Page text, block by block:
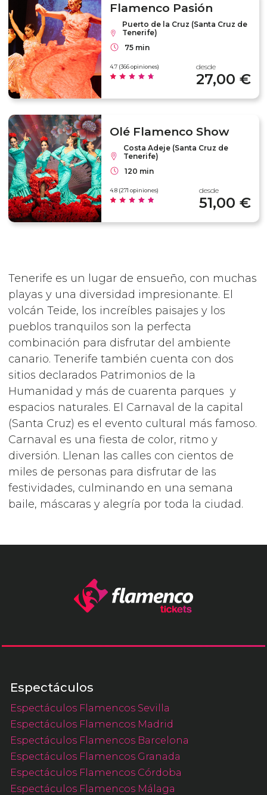
Flamenco Pasión
Puerto de la Cruz (Santa Cruz de
Tenerife)
75 min
4.7 (366 opiniones) desde
27,00 €
Olé Flamenco Show
Costa Adeje (Santa Cruz de
Tenerife)
120 min
4.8 (271 opiniones) desde
51,00 €
Tenerife es un lugar de ensueño, con muchas
playas y una diversidad impresionante. El
volcán Teide, los increíbles paisajes y los
pueblos tranquilos son la perfecta
combinación para disfrutar del ambiente
canario. Tenerife también cuenta con dos
sitios declarados Patrimonios de la
Humanidad y más de cuarenta parques y
espacios naturales. El Carnaval de la capital
(Santa Cruz) es el evento cultural más famoso.
Carnaval es una fiesta de color, ritmo y
diversión. Llenan las calles con cientos de
miles de personas para disfrutar de las
festividades, culminando en una semana
baile, máscaras y alegría por toda la ciudad.
Espectáculos
Espectáculos Flamencos Sevilla
Espectáculos Flamencos Madrid
Espectáculos Flamencos Barcelona
Espectáculos Flamencos Granada
Espectáculos Flamencos Córdoba
Espectáculos Flamencos Málaga